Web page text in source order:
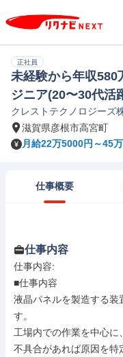
正社員
未経験から年収580
ジニア(20〜30代活
クレストテクノロジーズ
滋賀県彦根市高宮町
月給22万5000円～45
仕事概要
仕事内容
仕事内容:
■仕事内容
液晶パネルを製造する
す。
工場内での作業を中心に
不具合があれば原因を特